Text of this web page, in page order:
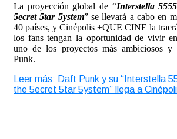
La proyección global de “Interstella
5ecret 5tar 5ystem” se llevará a cabo en
40 países, y Cinépolis +QUE CINE la
los fans tengan la oportunidad de vivir
uno de los proyectos más ambiciosos
Punk.
Leer más: Daft Punk y su “Interstella
the 5ecret 5tar 5ystem” llega a